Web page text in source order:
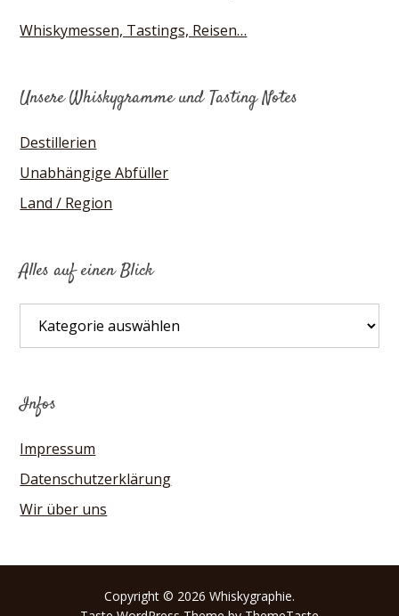
Whiskymessen, Tastings, Reisen…
Unsere Whiskygramme und Tasting Notes
Destillerien
Unabhängige Abfüller
Land / Region
Alles auf einen Blick
auf
Infos
Impressum
Datenschutzerklärung
Wir über uns
Copyright © 2026 Whiskygraphie.